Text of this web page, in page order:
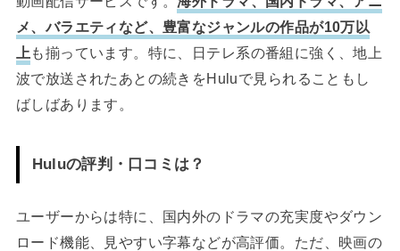
メ、バラエティなど、豊富なジャンルの作品が10万以
上 も揃っています。特に、日テレ系の番組に強く、地上
波で放送されたあとの続きをHuluで見られることもし
ばしばあります。
Huluの評判・口コミは？
ユーザーからは特に、国内外のドラマの充実度やダウン
ロード機能、見やすい字幕などが高評価。ただ、映画の